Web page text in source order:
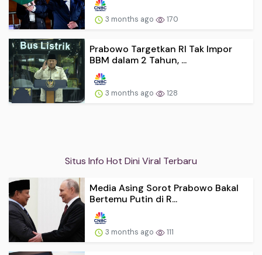
3 months ago 170
Prabowo Targetkan RI Tak Impor
BBM dalam 2 Tahun, ...
3 months ago 128
Situs Info Hot Dini Viral Terbaru
Media Asing Sorot Prabowo Bakal
Bertemu Putin di R...
3 months ago 111